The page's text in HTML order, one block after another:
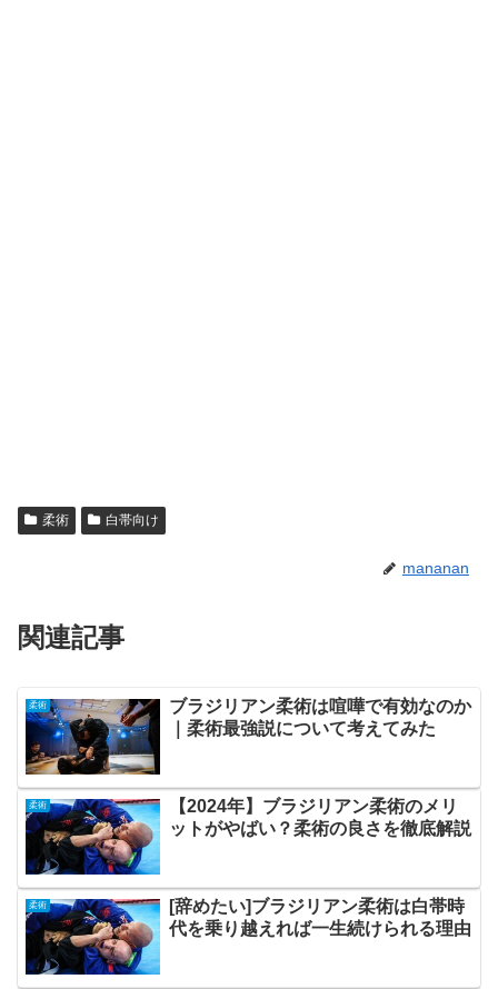
柔術 白帯向け
mananan
関連記事
柔術
ブラジリアン柔術は喧嘩で有効なのか
｜柔術最強説について考えてみた
柔術
【2024年】ブラジリアン柔術のメリ
ットがやばい？柔術の良さを徹底解説
柔術
[辞めたい]ブラジリアン柔術は白帯時
代を乗り越えれば一生続けられる理由